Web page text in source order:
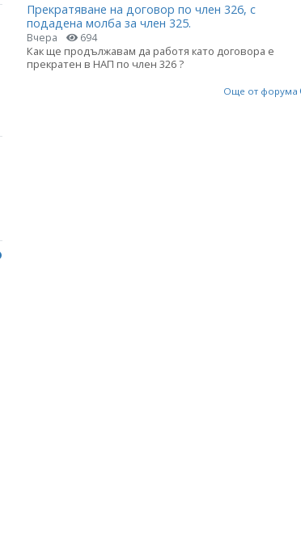
Прекратяване на договор по член 326, с
подадена молба за член 325.
Вчера 694
Как ще продължавам да работя като договора е
прекратен в НАП по член 326 ?
Още от форума